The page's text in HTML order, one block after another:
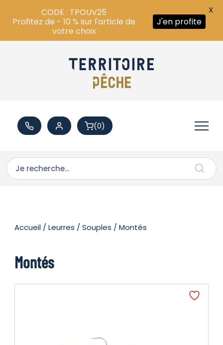
(0)
Accueil /Leurres /Souples / Montés
Montés
CODE : TPOUV25
Profitez de - 10 % sur l'article de
votre choix
J'en profite
X